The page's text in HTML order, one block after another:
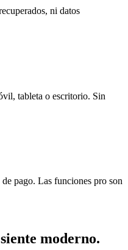
ni datos
tableta o escritorio. Sin
pago. Las funciones pro son
moderno.